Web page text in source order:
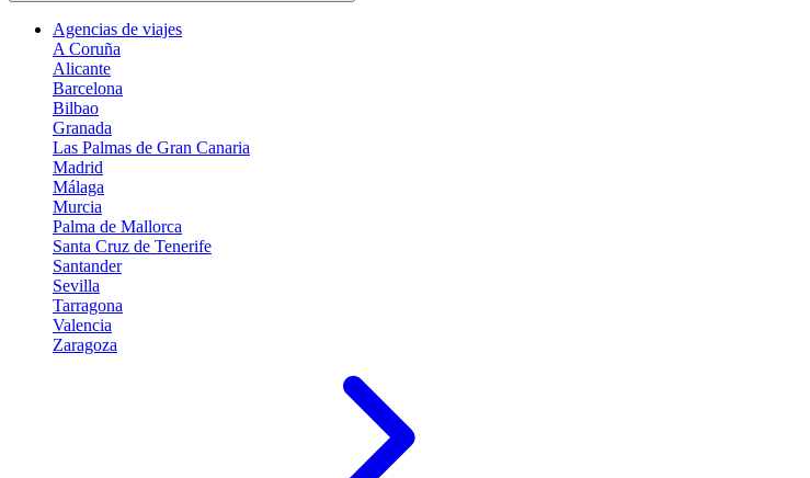
Agencias de viajes
A Coruña
Alicante
Barcelona
Bilbao
Granada
Las Palmas de Gran Canaria
Madrid
Málaga
Murcia
Palma de Mallorca
Santa Cruz de Tenerife
Santander
Sevilla
Tarragona
Valencia
Zaragoza